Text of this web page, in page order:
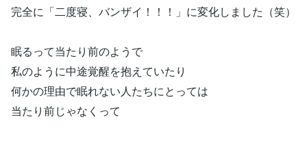
完全に「二度寝、バンザイ！！！」に変化しました（笑）
眠るって当たり前のようで
私のように中途覚醒を抱えていたり
何かの理由で眠れない人たちにとっては
当たり前じゃなくって